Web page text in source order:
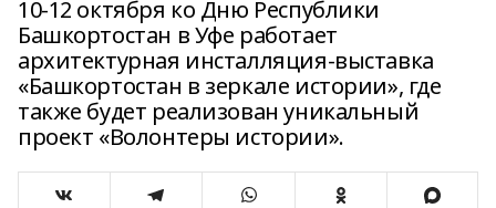
10-12 октября ко Дню Республики
Башкортостан в Уфе работает
архитектурная инсталляция-выставка
«Башкортостан в зеркале истории», где
также будет реализован уникальный
проект «Волонтеры истории».